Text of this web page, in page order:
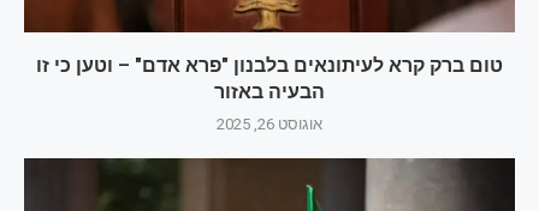
טום ברק קרא לעיתונאים בלבנון "פרא אדם" – וטען כי זו
הבעיה באזור
אוגוסט 26, 2025